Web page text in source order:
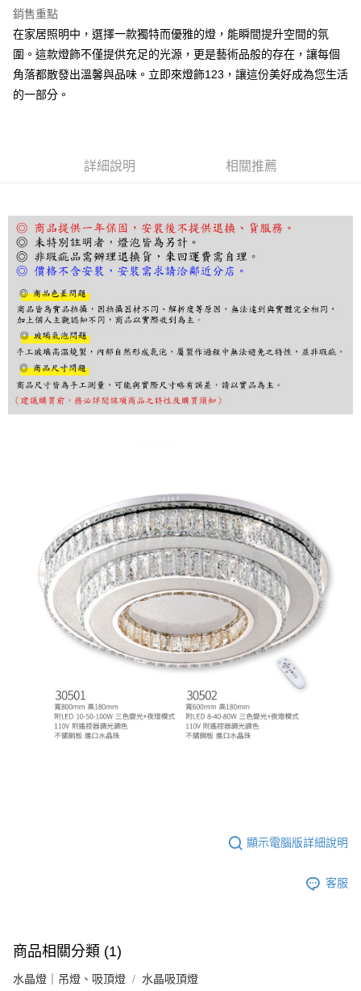
悠遊付
Google Pay
全盈+PAY
AFTEE先享後付
【「AFTEE先享後付」結帳流程】
１．於結帳方式選擇「AFTEE先享後付」後，將跳轉至「AFTEE先享後付」
結帳頁面，進行簡訊認證並確認金額後，即可完成結帳。
２．訂單成立數日內，您將收到繳費通知簡訊。
３．收到繳費通知簡訊後14天內，點擊此簡訊中的連結，可透過四大超商／
ATM／網路銀行／等多元方式進行付款，方視為交易完成。
※ 請注意：結帳手續完成當下不需立刻繳費，但若您需要取消訂單，請聯絡
購買商品的店家。未經商家同意取消之訂單仍視為有效，需透過AFTEE先享
後付繳納相關費用。
※ 交易是否成功請以「AFTEE先享後付 」之結帳頁面顯示為準，若有關於
是否繳費成功／繳費後需取消欲退款等相關疑問，請聯繫「AFTEE先享後付
客戶支援中心」https://netprotections.freshdesk.com/support/home
https://aftee.tw/terms/#terms3
３．未成年的使用者請事先徵得法定代理人或監護人之同意方可使用
「AFTEE先享後付」，若未經同意申辦者引起之損失，本公司不負相關責
４．使用「AFTEE先享後付」時，將依據個別帳號之用戶狀況，依本公司即
時審查核予不同之上限額度；若仍有額度不足之情形，本公司將視審查結果
請求用戶進行身份認證。
５．嚴禁一人註冊多個帳號或使用他人資訊註冊。若發現惡意使用之情形，
恩沛科技股份有限公司將有權停止該用戶之使用額度並採取法律行動。
每筆NT$180，滿NT$5,000(含以上)免運費
銷售重點
在家居照明中，選擇一款獨特而優雅的燈，能瞬間提升空間的氛
圍。這款燈飾不僅提供充足的光源，更是藝術品般的存在，讓每個
角落都散發出溫馨與品味。立即來燈飾123，讓這份美好成為您生活
的一部分。
詳細說明 相關推薦
顯示電腦版詳細說明
客服
商品相關分類 (1)
水晶燈｜吊燈、吸頂燈 水晶吸頂燈